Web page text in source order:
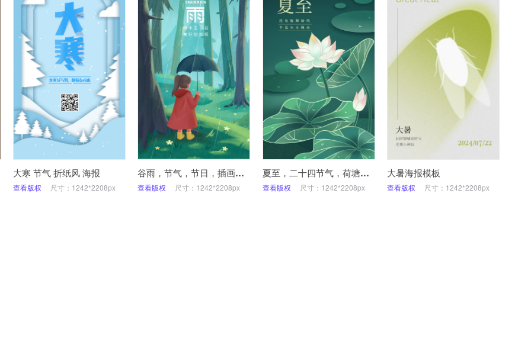
大寒 节气 折纸风 海报
查看版权 尺寸：1242*2208px
谷雨，节气，节日，插画，手机海报
查看版权 尺寸：1242*2208px
夏至，二十四节气，荷塘，插画，手机海报
查看版权 尺寸：1242*2208px
大暑海报模板
查看版权 尺寸：1242*2208px